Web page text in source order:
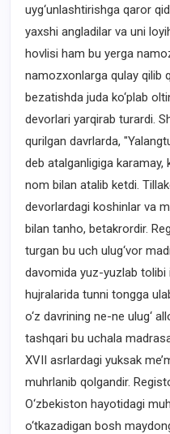
uyg‘unlashtirishga qaror
yaxshi angladilar va uni
hovlisi ham bu yerga
namozxonlarga qulay qilib
bezatishda juda ko‘plab
devorlari yarqirab turardi.
qurilgan davrlarda,
deb atalganligiga karamay,
nom bilan atalib ketdi.
devorlardagi koshinlar va
bilan tanho, betakrordir.
turgan bu uch ulug‘vor
davomida yuz-yuzlab tolibi
hujralarida tunni tongga
o‘z davrining ne-ne ulug‘
tashqari bu uchala
XVII asrlardagi yuksak
muhrlanib qolgandir.
O‘zbekiston hayotidagi
o‘tkazadigan bosh